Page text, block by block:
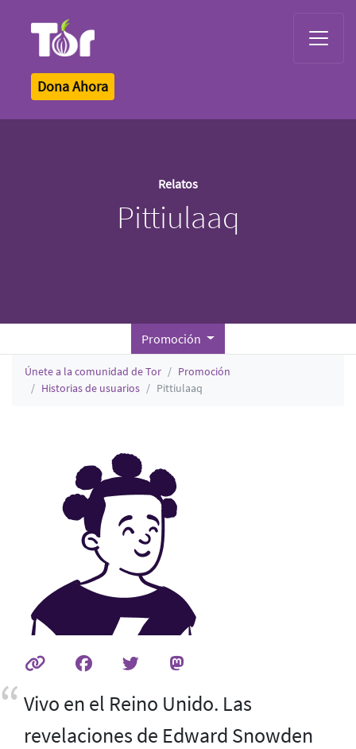
Dona Ahora
Relatos
Pittiulaaq
Promoción
Únete a la comunidad de Tor
Promoción
Historias de usuarios
Pittiulaaq
Vivo en el Reino Unido. Las
revelaciones de Edward Snowden